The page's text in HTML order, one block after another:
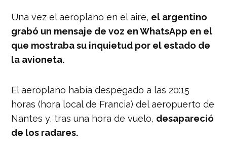
Una vez el aeroplano en el aire, el argentino
grabó un mensaje de voz en WhatsApp en el
que mostraba su inquietud por el estado de
la avioneta.
El aeroplano había despegado a las 20:15
horas (hora local de Francia) del aeropuerto de
Nantes y, tras una hora de vuelo, desapareció
de los radares.